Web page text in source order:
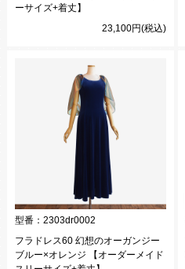
ーサイズ+着丈】
23,100円(税込)
型番： 2303dr0002
フラドレス60 幻想のオーガンジー
ブルー×オレンジ 【オーダーメイド